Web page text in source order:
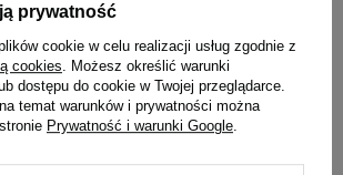
Laga
Versele Laga
pietruszkowe dla królików i kawii
prywatność
cookie w celu realizacji usług zgodnie z
cookies. Możesz określić warunki
dostępu do cookie w Twojej przeglądarce.
temat warunków i prywatności można
Prywatność i warunki Google.